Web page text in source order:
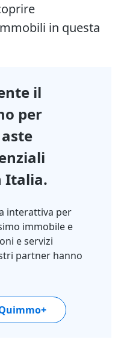
in questa
il
per
Italia.
interattiva per
immobile e
e servizi
partner hanno